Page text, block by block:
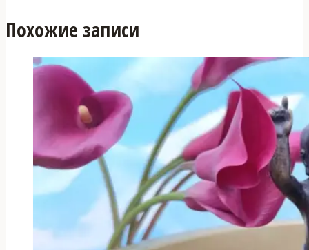
Похожие записи